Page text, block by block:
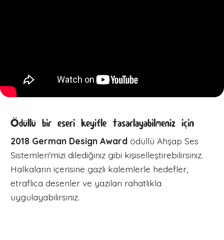
Ödüllü bir eseri keyifle tasarlayabilmeniz için
2018 German Design Award ödüllü Ahşap Ses
Sistemleri'mizi dilediğiniz gibi kişiselleştirebilirsiniz.
Halkaların içerisine gazlı kalemlerle hedefler,
etraflıca desenler ve yazıları rahatlıkla
uygulayabilirsiniz.